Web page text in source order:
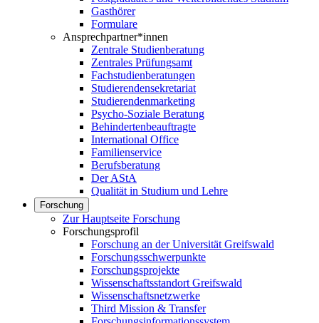
Gasthörer
Formulare
Ansprechpartner*innen
Zentrale Studienberatung
Zentrales Prüfungsamt
Fachstudienberatungen
Studierendensekretariat
Studierendenmarketing
Psycho-Soziale Beratung
Behindertenbeauftragte
International Office
Familienservice
Berufsberatung
Der AStA
Qualität in Studium und Lehre
Forschung
Zur Hauptseite Forschung
Forschungsprofil
Forschung an der Universität Greifswald
Forschungsschwerpunkte
Forschungsprojekte
Wissenschaftsstandort Greifswald
Wissenschaftsnetzwerke
Third Mission & Transfer